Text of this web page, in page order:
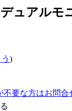
ュアル
)
不要な方はお問合